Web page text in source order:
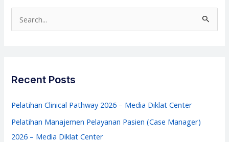
e
f
o
r
Recent Posts
Pelatihan Clinical Pathway 2026 – Media Diklat Center
Pelatihan Manajemen Pelayanan Pasien (Case Manager)
2026 – Media Diklat Center